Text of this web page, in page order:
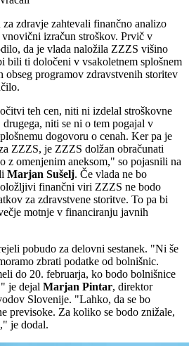
zdravje zahtevali finančno analizo
izračun stroškov. Prvič v
da je vlada naložila ZZZS višino
bili ti določeni v vsakoletnem splošnem
obseg programov zdravstvenih storitev
teh cen, niti ni izdelal stroškovne
niti se ni o tem pogajal v
dogovoru o cenah. Ker pa je
ZZZS, je ZZZS dolžan obračunati
z omenjenim aneksom," so pojasnili na
Marjan Sušelj. Če vlada ne bo
finančni viri ZZZS ne bodo
za zdravstvene storitve. To pa bi
motnje v financiranju javnih
pobudo za delovni sestanek. "Ni še
zbrati podatke od bolnišnic.
do 20. februarja, ko bodo bolnišnice
je dejal Marjan Pintar, direktor
Slovenije. "Lahko, da se bo
previsoke. Za koliko se bodo znižale,
je dodal.